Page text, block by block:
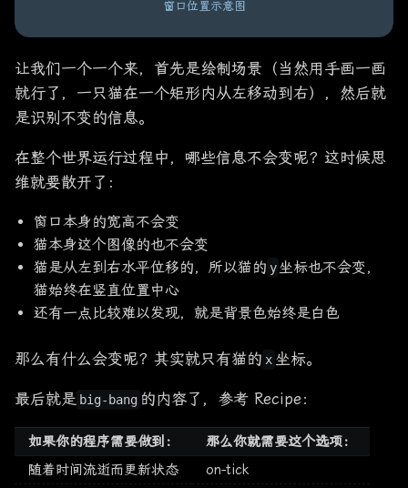
窗口位置示意图
让我们一个一个来，首先是绘制场景（当然用手画一画
就行了，一只猫在一个矩形内从左移动到右），然后就
是识别不变的信息。
在整个世界运行过程中，哪些信息不会变呢？这时候思
维就要散开了：
窗口本身的宽高不会变
猫本身这个图像的也不会变
猫是从左到右水平位移的，所以猫的 y 坐标也不会变，
猫始终在竖直位置中心
还有一点比较难以发现，就是背景色始终是白色
那么有什么会变呢？其实就只有猫的 x 坐标。
最后就是 big-bang 的内容了，参考 Recipe：
如果你的程序需要做到：
那么你就需要这个选项：
随着时间流逝而更新状态
on-tick